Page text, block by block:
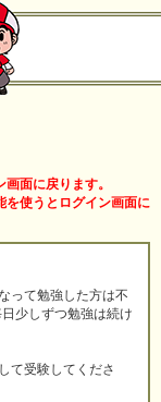
面に戻ります。
使うとログイン画面に
って勉強した方は不
少しずつ勉強は続け
て受験してくださ